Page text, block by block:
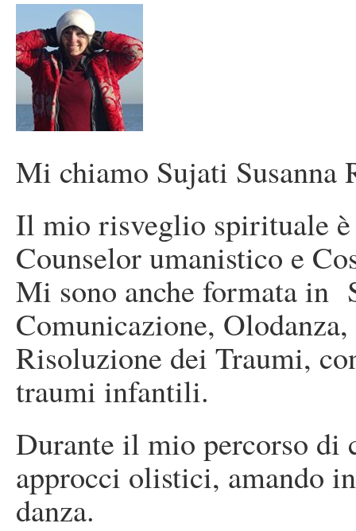
Mi chiamo Sujati Susanna
Il mio risveglio spirituale è
Counselor umanistico e
Mi sono anche formata in
Comunicazione,
Risoluzione dei Traumi,
traumi infantili.
Durante il mio percorso di
approcci olistici, amando
danza.